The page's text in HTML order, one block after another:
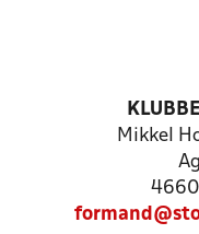
Mikkel
4660